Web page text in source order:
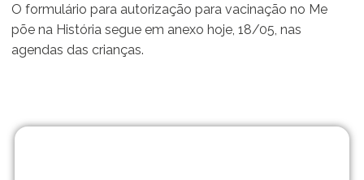
O formulário para autorização para vacinação no Me
põe na História segue em anexo hoje, 18/05, nas
agendas das crianças.